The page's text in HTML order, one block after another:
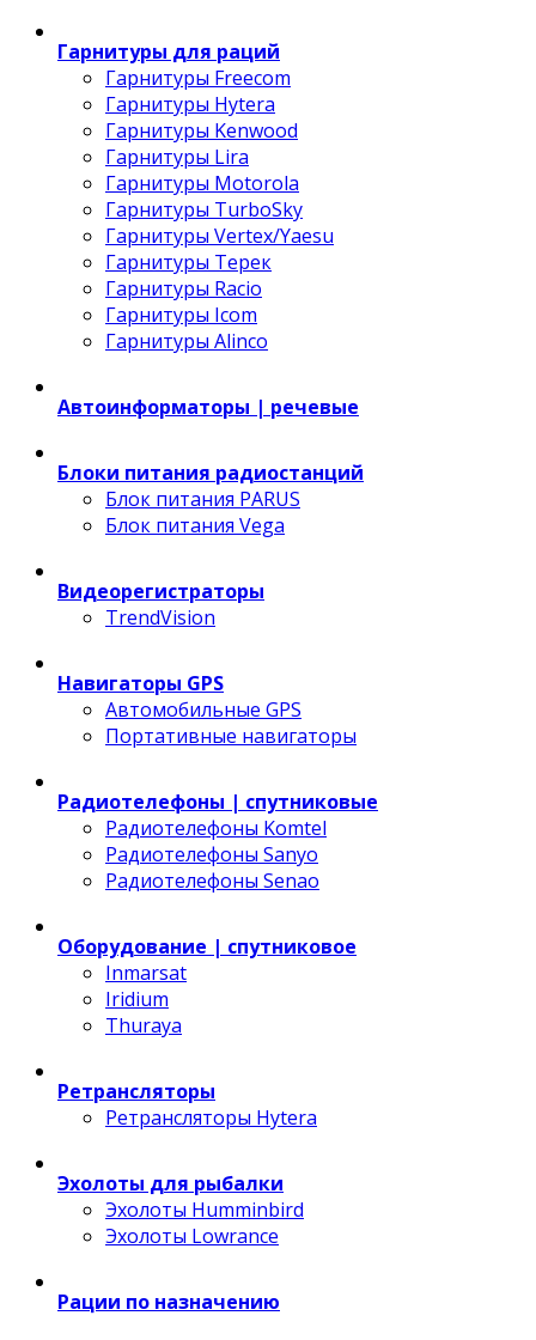
Гарнитуры для раций
Гарнитуры Freecom
Гарнитуры Hytera
Гарнитуры Kenwood
Гарнитуры Lira
Гарнитуры Motorola
Гарнитуры TurboSky
Гарнитуры Vertex/Yaesu
Гарнитуры Терек
Гарнитуры Racio
Гарнитуры Icom
Гарнитуры Alinco
Автоинформаторы | речевые
Блоки питания радиостанций
Блок питания PARUS
Блок питания Vega
Видеорегистраторы
TrendVision
Навигаторы GPS
Автомобильные GPS
Портативные навигаторы
Радиотелефоны | спутниковые
Радиотелефоны Komtel
Радиотелефоны Sanyo
Радиотелефоны Senao
Оборудование | спутниковое
Inmarsat
Iridium
Thuraya
Ретрансляторы
Ретрансляторы Hytera
Эхолоты для рыбалки
Эхолоты Humminbird
Эхолоты Lowrance
Рации по назначению